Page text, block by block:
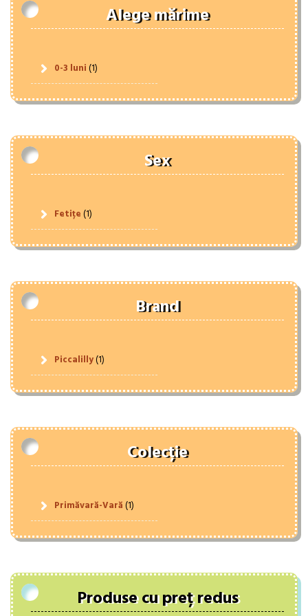
Alege mărime
0-3 luni(1)
Sex
Fetițe(1)
Brand
Piccalilly(1)
Colecție
Primăvară-Vară(1)
Produse cu preț redus